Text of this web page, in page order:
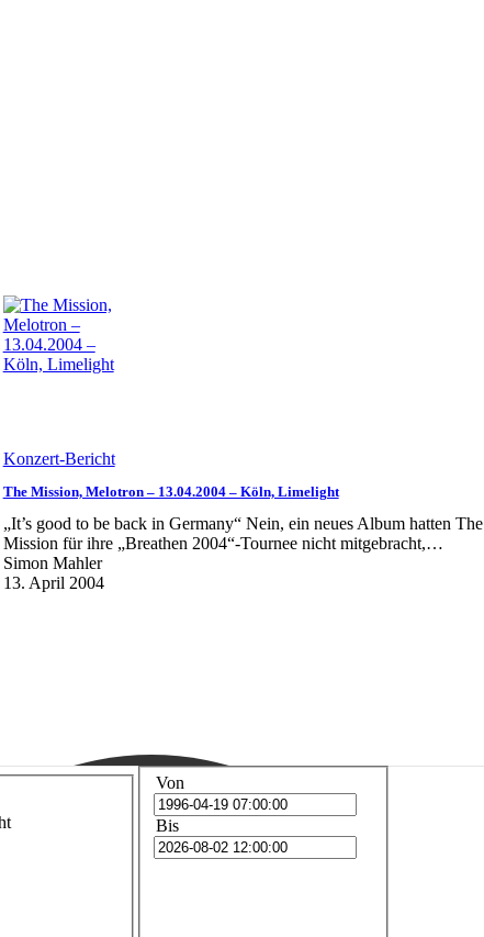
Konzert-Bericht
The Mission, Melotron – 13.04.2004 – Köln, Limelight
„It’s good to be back in Germany“ Nein, ein neues Album hatten The
Mission für ihre „Breathen 2004“-Tournee nicht mitgebracht,…
Simon Mahler
13. April 2004
Von
Bis